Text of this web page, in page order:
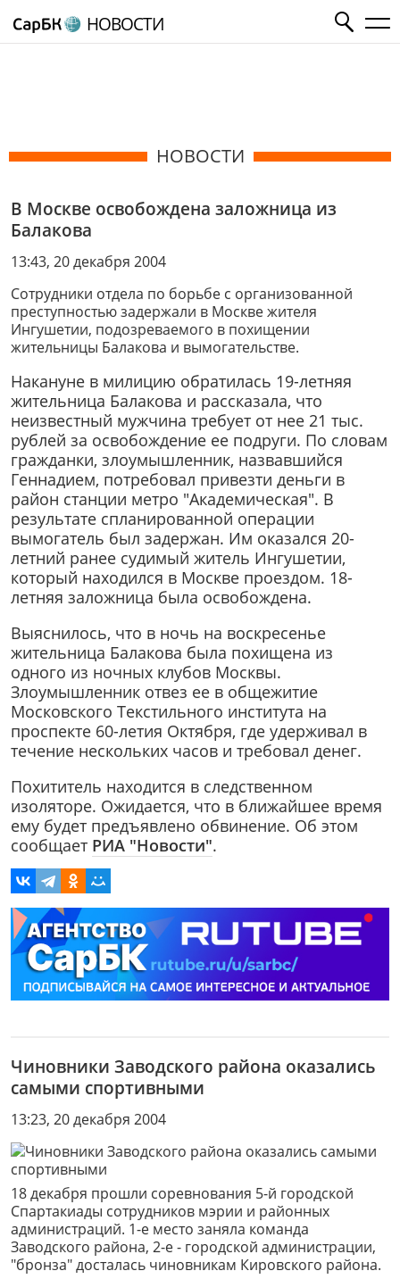
НОВОСТИ
НОВОСТИ
В Москве освобождена заложница из
Балакова
13:43, 20 декабря 2004
Сотрудники отдела по борьбе с организованной
преступностью задержали в Москве жителя
Ингушетии, подозреваемого в похищении
жительницы Балакова и вымогательстве.
Накануне в милицию обратилась 19-летняя
жительница Балакова и рассказала, что
неизвестный мужчина требует от нее 21 тыс.
рублей за освобождение ее подруги. По словам
гражданки, злоумышленник, назвавшийся
Геннадием, потребовал привезти деньги в
район станции метро "Академическая". В
результате спланированной операции
вымогатель был задержан. Им оказался 20-
летний ранее судимый житель Ингушетии,
который находился в Москве проездом. 18-
летняя заложница была освобождена.
Выяснилось, что в ночь на воскресенье
жительница Балакова была похищена из
одного из ночных клубов Москвы.
Злоумышленник отвез ее в общежитие
Московского Текстильного института на
проспекте 60-летия Октября, где удерживал в
течение нескольких часов и требовал денег.
Похититель находится в следственном
изоляторе. Ожидается, что в ближайшее время
ему будет предъявлено обвинение. Об этом
сообщает РИА "Новости".
Чиновники Заводского района оказались
самыми спортивными
13:23, 20 декабря 2004
18 декабря прошли соревнования 5-й городской
Спартакиады сотрудников мэрии и районных
администраций. 1-е место заняла команда
Заводского района, 2-е - городской администрации,
"бронза" досталась чиновникам Кировского района.